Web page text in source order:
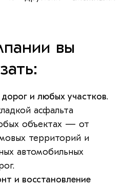
вы
и любых участков.
асфальта
объектах — от
территорий и
автомобильных
и восстановление